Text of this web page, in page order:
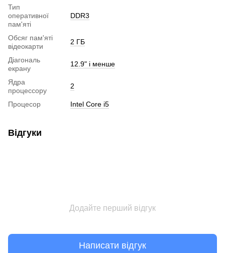
Тип
оперативної
пам'яті
DDR3
Обсяг пам'яті
відеокарти
2 ГБ
Діагональ
екрану
12.9" і менше
Ядра
процессору
2
Процесор Intel Core i5
Відгуки
Додайте перший відгук
Написати відгук